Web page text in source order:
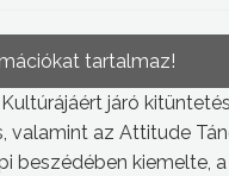
tartalmaz!
járó
valamint az Attitude
beszédében kiemelte,